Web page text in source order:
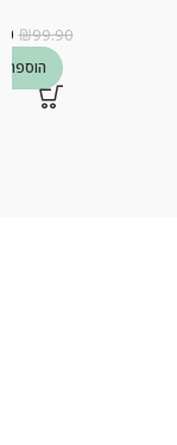
₪99.90
הוספה